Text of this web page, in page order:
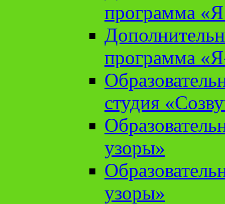
программа «Я
программа
студия
узоры»
узоры»